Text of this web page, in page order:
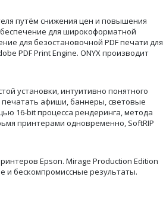
путём снижения цен и повышения
для широкоформатной
для безостановочной PDF печати для
PDF Print Engine. ONYX производит
установки, интуитивно понятного
печатать афиши, баннеры, световые
16-bit процесса рендеринга, метода
принтерами одновременно, SoftRIP
Epson. Mirage Production Edition
и бескомпромиссные результаты.